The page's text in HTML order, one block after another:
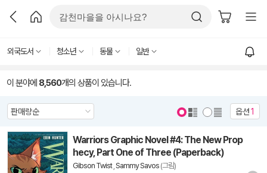
외국도서 청소년 동물 일반
이 분야에 8,560개의 상품이 있습니다.
옵션1
Warriors Graphic Novel #4: The New Prop
hecy, Part One of Three (Paperback)
Gibson Twist, Sammy Savos (그림)